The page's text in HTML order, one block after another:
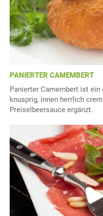
PANIERTER CAMEMBERT
Panierter Camembert ist
knusprig, innen herrlich
Preiselbeersauce ergänzt.